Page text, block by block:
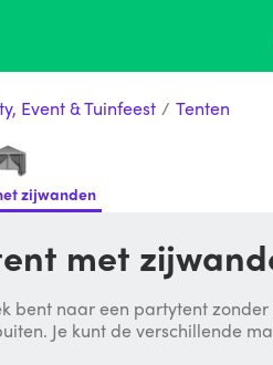
Event & Tuinfeest / Tenten
zijwanden
met
bent naar een partytent
Je kunt de verschillende